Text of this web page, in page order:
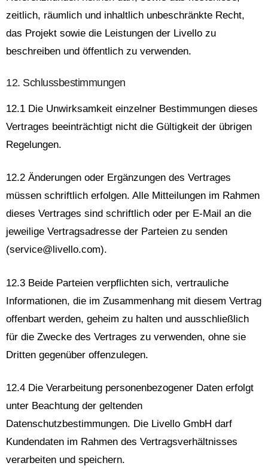
zeitlich, räumlich und inhaltlich unbeschränkte Recht,
das Projekt sowie die Leistungen der Livello zu
beschreiben und öffentlich zu verwenden.
12. Schlussbestimmungen
12.1 Die Unwirksamkeit einzelner Bestimmungen dieses
Vertrages beeinträchtigt nicht die Gültigkeit der übrigen
Regelungen.
12.2 Änderungen oder Ergänzungen des Vertrages
müssen schriftlich erfolgen. Alle Mitteilungen im Rahmen
dieses Vertrages sind schriftlich oder per E-Mail an die
jeweilige Vertragsadresse der Parteien zu senden
(service@livello.com).
12.3 Beide Parteien verpflichten sich, vertrauliche
Informationen, die im Zusammenhang mit diesem Vertrag
offenbart werden, geheim zu halten und ausschließlich
für die Zwecke des Vertrages zu verwenden, ohne sie
Dritten gegenüber offenzulegen.
12.4 Die Verarbeitung personenbezogener Daten erfolgt
unter Beachtung der geltenden
Datenschutzbestimmungen. Die Livello GmbH darf
Kundendaten im Rahmen des Vertragsverhältnisses
verarbeiten und speichern.